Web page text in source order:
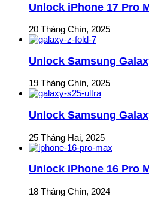
Unlock iPhone 17 Pro
20 Tháng Chín, 2025
Unlock Samsung
19 Tháng Chín, 2025
Unlock Samsung
25 Tháng Hai, 2025
Unlock iPhone 16 Pro
18 Tháng Chín, 2024